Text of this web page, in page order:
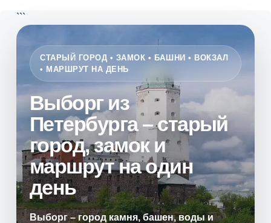
```
СТАРЫЙ ГОРОД • ЗАМОК • БАШНИ • ВОКЗАЛ
• МАРШРУТ НА ДЕНЬ
Выборг из
Петербурга – старый
город, замок и
маршрут на один
день
Выборг – город камня, башен, воды и